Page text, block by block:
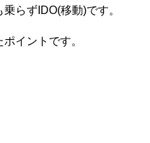
らずIDO(移動)です。
イントです。